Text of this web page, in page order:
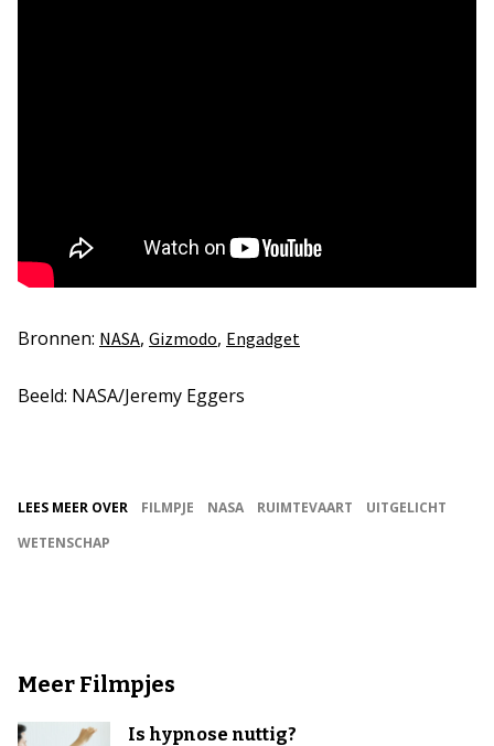
Bronnen: NASA, Gizmodo, Engadget
Beeld: NASA/Jeremy Eggers
LEES MEER OVER FILMPJE NASA RUIMTEVAART
UITGELICHT
WETENSCHAP
Meer Filmpjes
Is hypnose nuttig?